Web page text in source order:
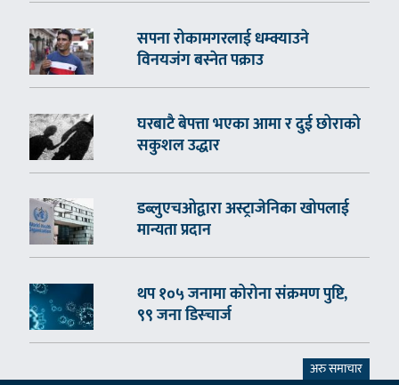
सपना रोकामगरलाई धम्क्याउने
विनयजंग बस्नेत पक्राउ
घरबाटै बेपत्ता भएका आमा र दुई छोराको
सकुशल उद्धार
डब्लुएचओद्वारा अस्ट्राजेनिका खोपलाई
मान्यता प्रदान
थप १०५ जनामा कोरोना संक्रमण पुष्टि,
९९ जना डिस्चार्ज
अरु समाचार